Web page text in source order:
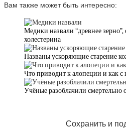
Вам также может быть интересно:
Медики назвали “древнее
холестерина
Названы ускоряющие старение
Что приводит к алопеции и как с
Учёные разоблачили смертельно
Сохранить и